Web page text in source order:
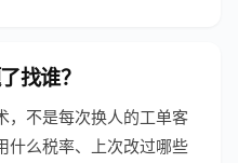
找谁？
，不是每次换人的工单客
么税率、上次改过哪些